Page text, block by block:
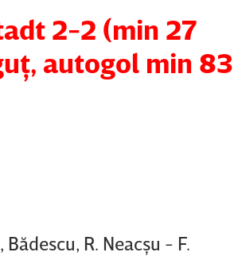
2-2 (min 27
autogol min 83
R. Neacşu - F.